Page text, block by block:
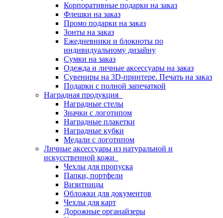
Корпоративные подарки на заказ
Флешки на заказ
Промо подарки на заказ
Зонты на заказ
Ежедневники и блокноты по
индивидуальному дизайну
Сумки на заказ
Одежда и личные аксессуары на заказ
Сувениры на 3D-принтере. Печать на заказ
Подарки с полной запечаткой
Наградная продукция
Наградные стелы
Значки с логотипом
Наградные плакетки
Наградные кубки
Медали с логотипом
Личные аксессуары из натуральной и
искусственной кожи
Чехлы для пропуска
Папки, портфели
Визитницы
Обложки для документов
Чехлы для карт
Дорожные органайзеры